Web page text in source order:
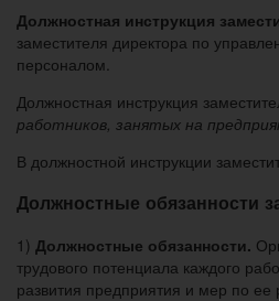
Должностная инструкция
заместителя директора по
персоналом.
Должностная инструкция
работников, занятых на
В должностной инструкции
Должностные обязанности
1) Должностные обязанности.
трудового потенциала каждого
развития предприятия и мер по ее